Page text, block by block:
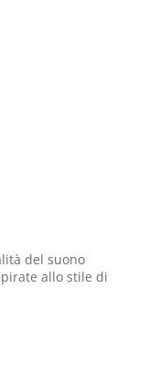
del suono
allo stile di